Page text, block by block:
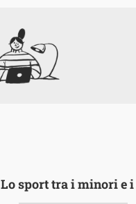
Lo sport tra i minori e